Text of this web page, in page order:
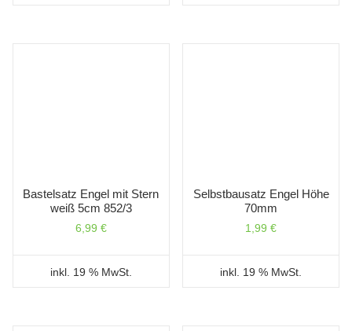
Bastelsatz Engel mit Stern
weiß 5cm 852/3
6,99 €
inkl. 19 % MwSt.
Selbstbausatz Engel Höhe
70mm
1,99€
inkl. 19 % MwSt.